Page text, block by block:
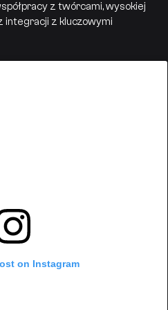
z twórcami, wysokiej
integracji z kluczowymi
on Instagram